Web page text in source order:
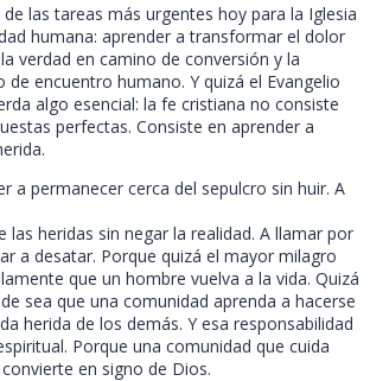
de las tareas más urgentes hoy para la Iglesia
humana: aprender a transformar el dolor
verdad en camino de conversión y la
de encuentro humano. Y quizá el Evangelio
algo esencial: la fe cristiana no consiste
perfectas. Consiste en aprender a
a permanecer cerca del sepulcro sin huir. A
las heridas sin negar la realidad. A llamar por
a desatar. Porque quizá el mayor milagro
que un hombre vuelva a la vida. Quizá
sea que una comunidad aprenda a hacerse
herida de los demás. Y esa responsabilidad
Porque una comunidad que cuida
en signo de Dios.